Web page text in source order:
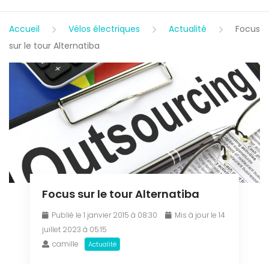
Accueil Vélos électriques Actualité
Focus
sur le tour Alternatiba
Focus sur le tour Alternatiba
Publié le 1 janvier 2015 à 08:30
Mis à jour le 14
juillet 2023 à 05:15
camille
Actualité